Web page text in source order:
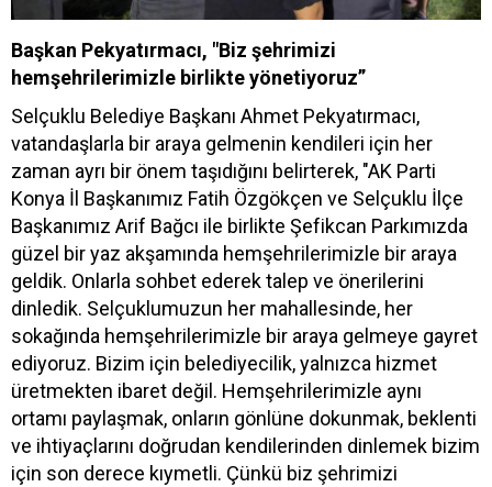
Başkan Pekyatırmacı, "Biz şehrimizi
hemşehrilerimizle birlikte yönetiyoruz”
Selçuklu Belediye Başkanı Ahmet Pekyatırmacı,
vatandaşlarla bir araya gelmenin kendileri için her
zaman ayrı bir önem taşıdığını belirterek, "AK Parti
Konya İl Başkanımız Fatih Özgökçen ve Selçuklu İlçe
Başkanımız Arif Bağcı ile birlikte Şefikcan Parkımızda
güzel bir yaz akşamında hemşehrilerimizle bir araya
geldik. Onlarla sohbet ederek talep ve önerilerini
dinledik. Selçuklumuzun her mahallesinde, her
sokağında hemşehrilerimizle bir araya gelmeye gayret
ediyoruz. Bizim için belediyecilik, yalnızca hizmet
üretmekten ibaret değil. Hemşehrilerimizle aynı
ortamı paylaşmak, onların gönlüne dokunmak, beklenti
ve ihtiyaçlarını doğrudan kendilerinden dinlemek bizim
için son derece kıymetli. Çünkü biz şehrimizi